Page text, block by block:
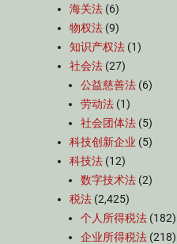
海关法 (6)
物权法 (9)
知识产权法 (1)
社会法 (27)
公益慈善法 (6)
劳动法 (1)
社会团体法 (5)
科技创新企业 (5)
科技法 (12)
数字技术法 (2)
税法 (2,425)
个人所得税法 (182)
企业所得税法 (218)